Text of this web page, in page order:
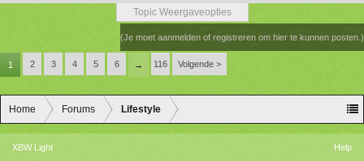
Topic Weergaveopties
(Je moet aanmelden of registreren om hier te kunnen posten.)
1 2 3 4 5 6 → 116 Volgende >
Home Forums Lifestyle
XBW Light Help